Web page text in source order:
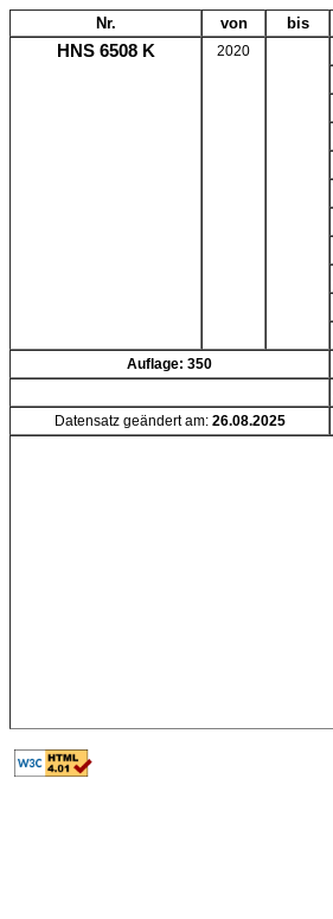
Nr. von bis
HNS 6508 K 2020
Auflage: 350
Datensatz geändert am: 26.08.2025